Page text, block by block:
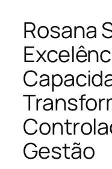
Rosana
Gestão